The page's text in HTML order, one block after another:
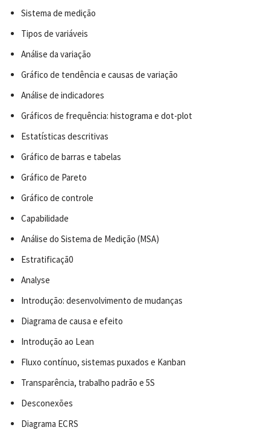
Sistema de medição
Tipos de variáveis
Análise da variação
Gráfico de tendência e causas de variação
Análise de indicadores
Gráficos de frequência: histograma e dot-plot
Estatísticas descritivas
Gráfico de barras e tabelas
Gráfico de Pareto
Gráfico de controle
Capabilidade
Análise do Sistema de Medição (MSA)
Estratificaçã0
Analyse
Introdução: desenvolvimento de mudanças
Diagrama de causa e efeito
Introdução ao Lean
Fluxo contínuo, sistemas puxados e Kanban
Transparência, trabalho padrão e 5S
Desconexões
Diagrama ECRS